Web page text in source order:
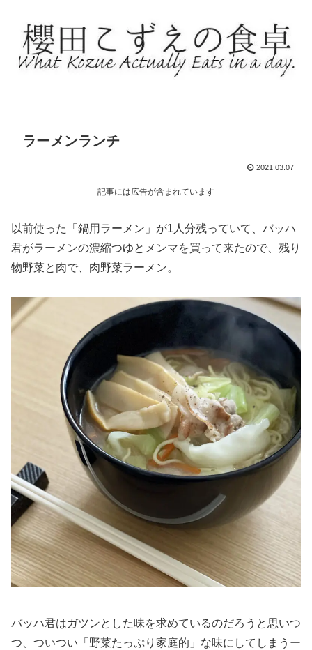
ラーメンランチ
2021.03.07
記事には広告が含まれています
以前使った「鍋用ラーメン」が1人分残っていて、バッハ
君がラーメンの濃縮つゆとメンマを買って来たので、残り
物野菜と肉で、肉野菜ラーメン。
バッハ君はガツンとした味を求めているのだろうと思いつ
つ、ついつい「野菜たっぷり家庭的」な味にしてしまうー